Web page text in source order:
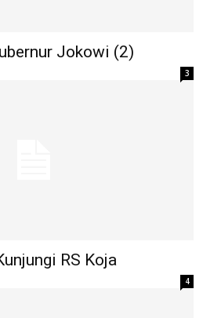
Jokowi (2)
3
RS Koja
4